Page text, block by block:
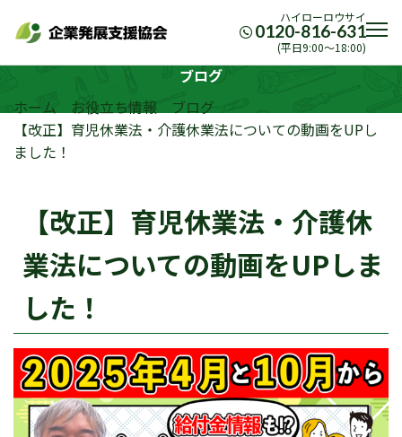
ハイローロウサイ
0120-816-631
(平日9:00〜18:00)
ブログ
ホーム
お役立ち情報
ブログ
【改正】育児休業法・介護休業法についての動画をUPし
ました！
【改正】育児休業法・介護休
業法についての動画をUPしま
した！